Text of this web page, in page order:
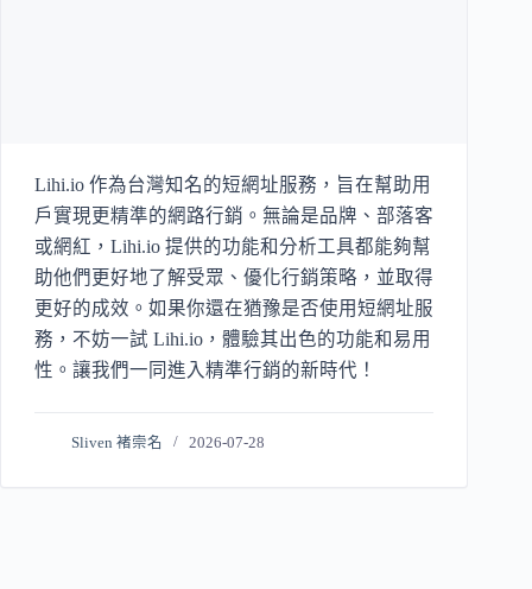
Lihi.io 作為台灣知名的短網址服務，旨在幫助用
戶實現更精準的網路行銷。無論是品牌、部落客
或網紅，Lihi.io 提供的功能和分析工具都能夠幫
助他們更好地了解受眾、優化行銷策略，並取得
更好的成效。如果你還在猶豫是否使用短網址服
務，不妨一試 Lihi.io，體驗其出色的功能和易用
性。讓我們一同進入精準行銷的新時代！
Sliven 褚崇名 2026-07-28